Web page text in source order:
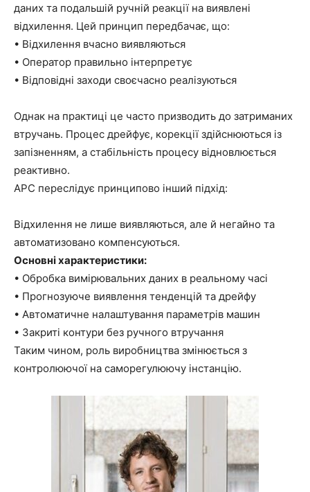
даних та подальшій ручній реакції на виявлені
відхилення. Цей принцип передбачає, що:
• Відхилення вчасно виявляються
• Оператор правильно інтерпретує
• Відповідні заходи своєчасно реалізуються
Однак на практиці це часто призводить до затриманих
втручань. Процес дрейфує, корекції здійснюються із
запізненням, а стабільність процесу відновлюється
реактивно.
APC переслідує принципово інший підхід:
Відхилення не лише виявляються, але й негайно та
автоматизовано компенсуються.
Основні характеристики:
• Обробка вимірювальних даних в реальному часі
• Прогнозуюче виявлення тенденцій та дрейфу
• Автоматичне налаштування параметрів машин
• Закриті контури без ручного втручання
Таким чином, роль виробництва змінюється з
контролюючої на саморегулюючу інстанцію.